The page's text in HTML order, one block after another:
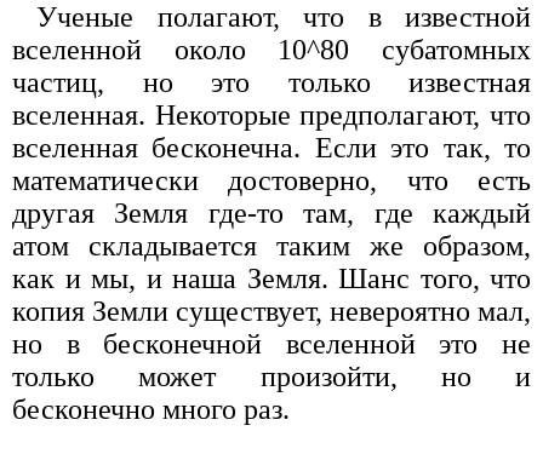
Ученые полагают, что в известной
вселенной около 10^80 субатомных
частиц, но это только известная
вселенная. Некоторые предполагают, что
вселенная бесконечна. Если это так, то
математически достоверно, что есть
другая Земля где-то там, где каждый
атом складывается таким же образом,
как и мы, и наша Земля. Шанс того, что
копия Земли существует, невероятно мал,
но в бесконечной вселенной это не
только может произойти, но и
бесконечно много раз.